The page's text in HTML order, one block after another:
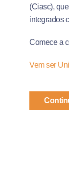
(Ciasc),
integrados
Comece a
Vem ser